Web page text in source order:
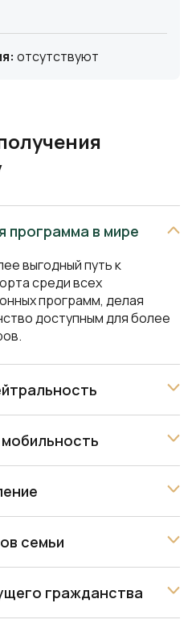
отсутствуют
программа в мире
выгодный путь к
среди всех
программ, делая
доступным для более
семьи
гражданства